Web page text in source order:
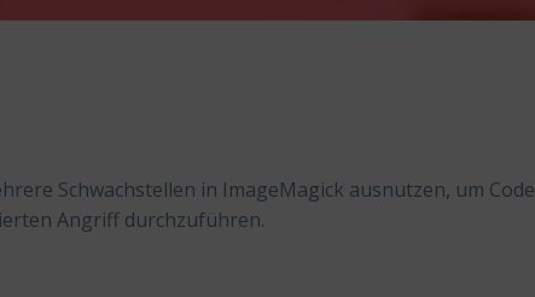
Schwachstellen in ImageMagick ausnutzen, um Code
Angriff durchzuführen.